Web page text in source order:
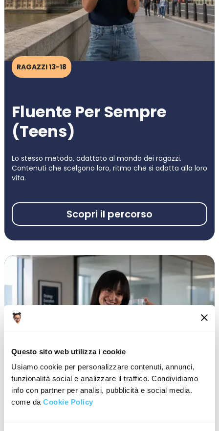
Questo sito web utilizza i cookie
Usiamo cookie per personalizzare contenuti, annunci,
funzionalità social e analizzare il traffico. Condividiamo
info con partner per analisi, pubblicità e social media.
come da Cookie Policy
RAGAZZI 13-18
Fluente Per Sempre
(Teens)
Lo stesso metodo, adattato al mondo dei ragazzi.
Contenuti che scelgono loro, ritmo che si adatta alla loro
vita.
Scopri il percorso